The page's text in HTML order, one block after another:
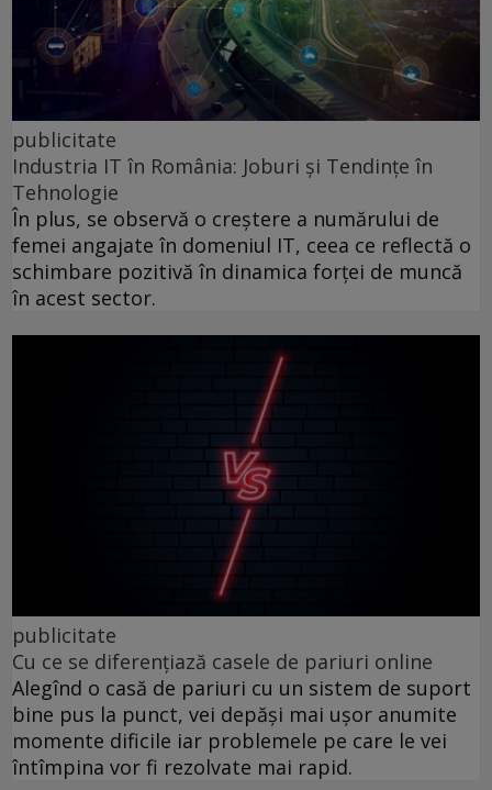
publicitate
Industria IT în România: Joburi și Tendințe în
Tehnologie
În plus, se observă o creștere a numărului de
femei angajate în domeniul IT, ceea ce reflectă o
schimbare pozitivă în dinamica forței de muncă
în acest sector.
publicitate
Cu ce se diferențiază casele de pariuri online
Alegînd o casă de pariuri cu un sistem de suport
bine pus la punct, vei depăși mai ușor anumite
momente dificile iar problemele pe care le vei
întîmpina vor fi rezolvate mai rapid.